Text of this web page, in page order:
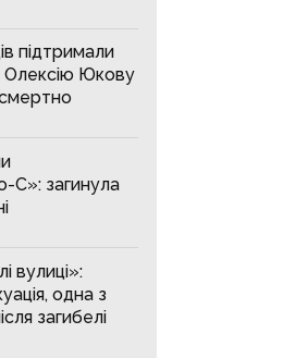
підтримали
Олексію Юкову
С»: загинула
вулиці»:
одна з
загибелі